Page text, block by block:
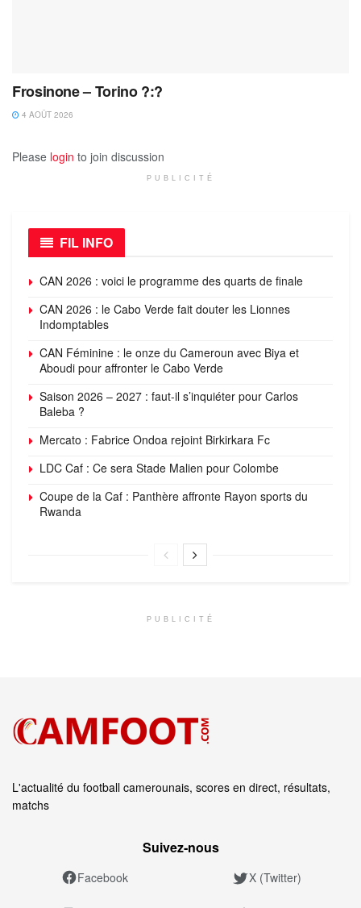
Frosinone – Torino ?:?
4 AOÛT 2026
Please login to join discussion
PUBLICITÉ
FIL INFO
CAN 2026 : voici le programme des quarts de finale
CAN 2026 : le Cabo Verde fait douter les Lionnes
Indomptables
CAN Féminine : le onze du Cameroun avec Biya et
Aboudi pour affronter le Cabo Verde
Saison 2026 – 2027 : faut-il s’inquiéter pour Carlos
Baleba ?
Mercato : Fabrice Ondoa rejoint Birkirkara Fc
LDC Caf : Ce sera Stade Malien pour Colombe
Coupe de la Caf : Panthère affronte Rayon sports du
Rwanda
PUBLICITÉ
L'actualité du football camerounais, scores en direct, résultats,
matchs
Suivez‑nous
Facebook X (Twitter)